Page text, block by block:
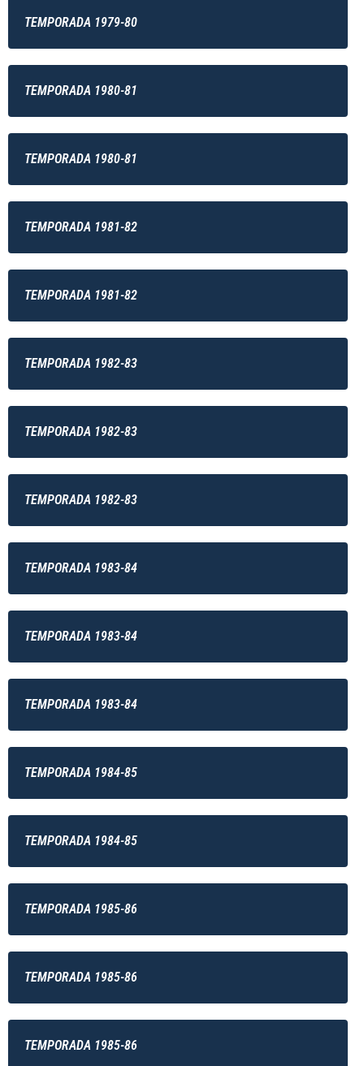
TEMPORADA 1979-80
TEMPORADA 1980-81
TEMPORADA 1980-81
TEMPORADA 1981-82
TEMPORADA 1981-82
TEMPORADA 1982-83
TEMPORADA 1982-83
TEMPORADA 1982-83
TEMPORADA 1983-84
TEMPORADA 1983-84
TEMPORADA 1983-84
TEMPORADA 1984-85
TEMPORADA 1984-85
TEMPORADA 1985-86
TEMPORADA 1985-86
TEMPORADA 1985-86